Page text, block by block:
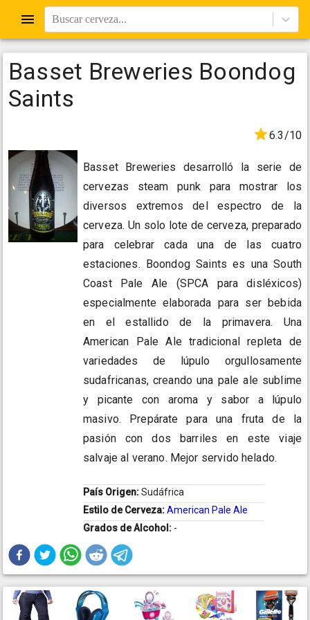
Buscar cerveza...
Basset Breweries Boondog
Saints
6.3/10
Basset Breweries desarrolló la serie de
cervezas steam punk para mostrar los
diversos extremos del espectro de la
cerveza. Un solo lote de cerveza, preparado
para celebrar cada una de las cuatro
estaciones. Boondog Saints es una South
Coast Pale Ale (SPCA para disléxicos)
especialmente elaborada para ser bebida
en el estallido de la primavera. Una
American Pale Ale tradicional repleta de
variedades de lúpulo orgullosamente
sudafricanas, creando una pale ale sublime
y picante con aroma y sabor a lúpulo
masivo. Prepárate para una fruta de la
pasión con dos barriles en este viaje
salvaje al verano. Mejor servido helado.
País Origen:Sudáfrica
Estilo de Cerveza:American Pale Ale
Grados de Alcohol: -